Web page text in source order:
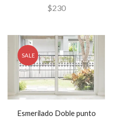
$230
SALE
Esmerilado Doble punto